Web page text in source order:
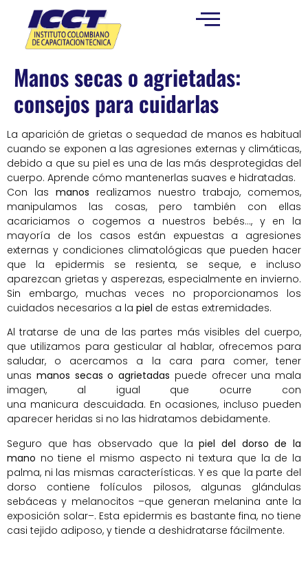
Manos secas o agrietadas:
consejos para cuidarlas
La aparición de grietas o sequedad de manos es habitual
cuando se exponen a las agresiones externas y climáticas,
debido a que su piel es una de las más desprotegidas del
cuerpo. Aprende cómo mantenerlas suaves e hidratadas.
Con las manos realizamos nuestro trabajo, comemos,
manipulamos las cosas, pero también con ellas
acariciamos o cogemos a nuestros bebés…, y en la
mayoría de los casos están expuestas a agresiones
externas y condiciones climatológicas que pueden hacer
que la epidermis se resienta, se seque, e incluso
aparezcan grietas y asperezas, especialmente en invierno.
Sin embargo, muchas veces no proporcionamos los
cuidados necesarios a la piel de estas extremidades.
Al tratarse de una de las partes más visibles del cuerpo,
que utilizamos para gesticular al hablar, ofrecemos para
saludar, o acercamos a la cara para comer, tener
unas manos secas o agrietadas puede ofrecer una mala
imagen, al igual que ocurre con
una manicura descuidada. En ocasiones, incluso pueden
aparecer heridas si no las hidratamos debidamente.
Seguro que has observado que lapiel del dorso de la
mano no tiene el mismo aspecto ni textura que la de la
palma, ni las mismas características. Y es que la parte del
dorso contiene folículos pilosos, algunas glándulas
sebáceas y melanocitos –que generan melanina ante la
exposición solar–. Esta epidermis es bastante fina, no tiene
casi tejido adiposo, y tiende a deshidratarse fácilmente.